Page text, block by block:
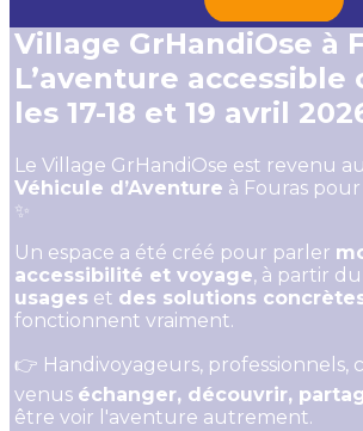
Village GrHandiOse à
L’aventure accessible
les 17-18 et 19 avril
Le Village GrHandiOse est revenu au
Véhicule d’Aventure à Fouras
✨
Un espace a été créé pour parler
accessibilité et voyage, à partir du
usages et des solutions
fonctionnent vraiment.
👉 Handivoyageurs, professionnels,
venus échanger, découvrir,
être voir l'aventure autrement.